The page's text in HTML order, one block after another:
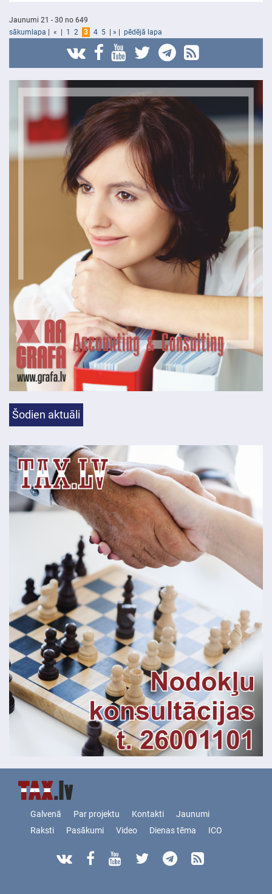
Jaunumi 21 - 30 no 649
sākumlapa
« 1 2 3 4 5 » pēdējā lapa
Šodien aktuāli
Galvenā Par projektu Kontakti
Jaunumi
Raksti
Pasākumi Video Dienas tēma ICO